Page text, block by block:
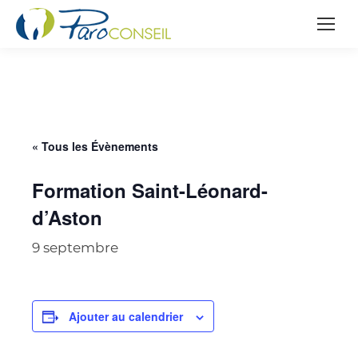
« Tous les Évènements
Formation Saint-Léonard-
d’Aston
9 septembre
Ajouter au calendrier